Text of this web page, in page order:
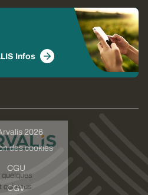
pour utiliser quelques
nos vidéos et qui nous
Infos
2026
des cookies
CGU
CGV